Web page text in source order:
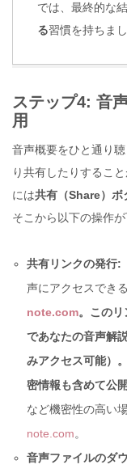
では、最終的な
る習慣を持ちまし
ステップ4: 音
用
音声概要をひと通り
り共有したりするこ
には共有（Share）ボ
そこから以下の操作が
共有リンクの発行:
声にアクセスでき
note.com。この
であなたの音声解
みアクセス可能）
密情報も含めて公
など機密性の高い
note.com。
音声ファイルのダ